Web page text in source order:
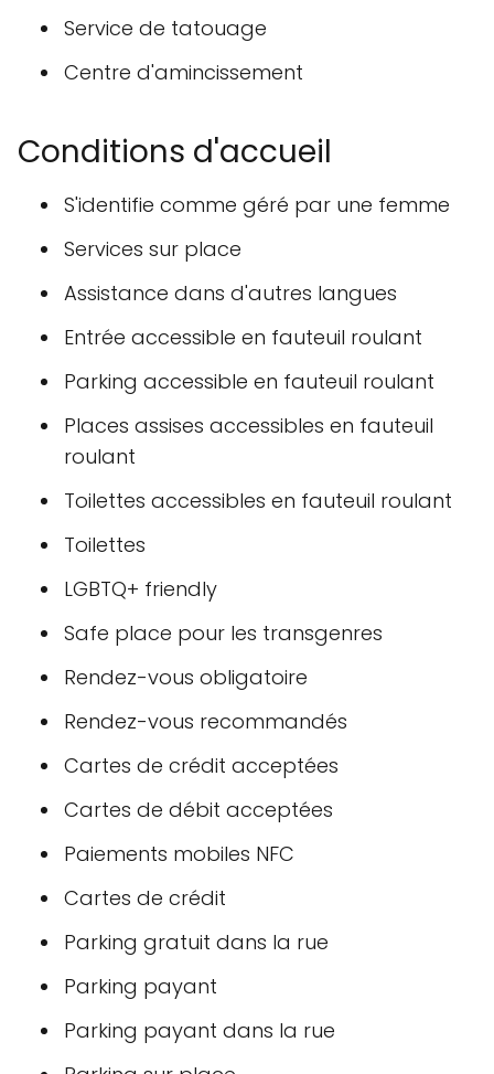
Service de tatouage
Centre d'amincissement
Conditions d'accueil
S'identifie comme géré par une femme
Services sur place
Assistance dans d'autres langues
Entrée accessible en fauteuil roulant
Parking accessible en fauteuil roulant
Places assises accessibles en fauteuil
roulant
Toilettes accessibles en fauteuil roulant
Toilettes
LGBTQ+ friendly
Safe place pour les transgenres
Rendez-vous obligatoire
Rendez-vous recommandés
Cartes de crédit acceptées
Cartes de débit acceptées
Paiements mobiles NFC
Cartes de crédit
Parking gratuit dans la rue
Parking payant
Parking payant dans la rue